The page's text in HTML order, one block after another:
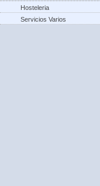
Hosteleria
Servicios Varios